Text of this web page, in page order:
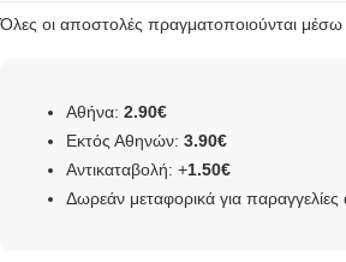
Όλες οι αποστολές πραγματοποιούνται μέσω
Αθήνα: 2.90€
Εκτός Αθηνών: 3.90€
Αντικαταβολή: +1.50€
Δωρεάν μεταφορικά για